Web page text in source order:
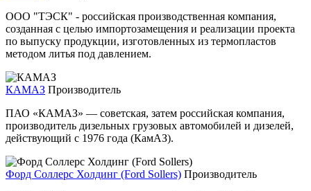
ООО "ТЭСК" - российская производственная компания,
созданная с целью импортозамещения и реализации проекта
по выпуску продукции, изготовленных из термопластов
методом литья под давлением.
КАМАЗ Производитель
ПАО «КАМАЗ» — советская, затем российская компания,
производитель дизельных грузовых автомобилей и дизелей,
действующий с 1976 года (КамАЗ).
Форд Соллерс Холдинг (Ford Sollers) Производитель